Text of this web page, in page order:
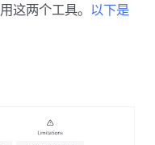
这两个工具。 以下是